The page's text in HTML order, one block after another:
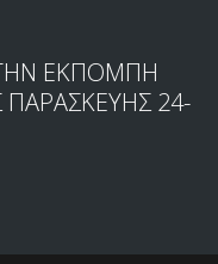
ΕΚΠΟΜΠΗ
ΠΑΡΑΣΚΕΥΗΣ 24-